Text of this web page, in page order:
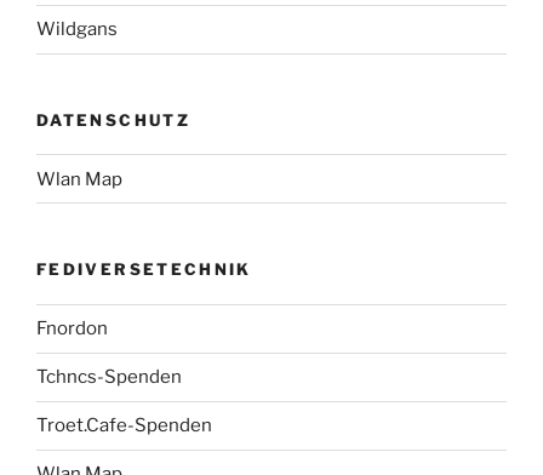
Wildgans
DATENSCHUTZ
Wlan Map
FEDIVERSETECHNIK
Fnordon
Tchncs-Spenden
Troet.Cafe-Spenden